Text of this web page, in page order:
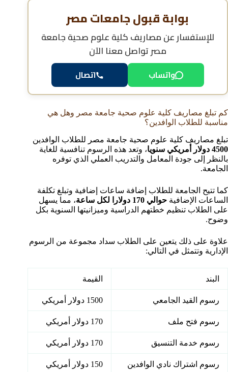
بجامعة مصر.
الأسئلة الشائعة حول مصاريف كلية العلوم الصحية
بجامعة مصر للعلوم والتكنولوجيا.
بوابة قبول جامعات مصر
للإستفسار عنمصاريف كلية علوم صحية جامعة
مصرتواصل معنا الآن
واتساب اتصال
كم تبلغ مصاريف كلية علوم صحية جامعة مصر وهل هي
مناسبة للطلاب الوافدين؟
تبلغ مصاريف كلية علوم صحية جامعة مصر للطلاب الوافدين
4500 دولار أمريكي سنويا
، وتعد هذه الرسوم تنافسية للغاية
بالنظر إلى جودة المعامل والتدريب العملي الذي توفره
الجامعة.
كما تتيح الجامعة للطلاب إضافة ساعات إضافية وتبلغ تكلفة
الساعات الإضافية حوالي 170 دولارا لكل ساعة
، مما يسهل
على الطلاب تنظيم خطتهم الدراسية وميزانيتها السنوية بكل
وضوح.
علاوة على ذلك يتعين على الطلاب سداد مجموعة من الرسوم
الإدارية وتتمثل في التالي:
البند القيمة
رسوم القيد الجامعي 1500 دولار أمريكي
رسوم فتح ملف 170 دولار أمريكي
رسوم خدمة التنسيق 170 دولار أمريكي
رسوم اشتراك نادي الوافدين
150 دولار أمريكي